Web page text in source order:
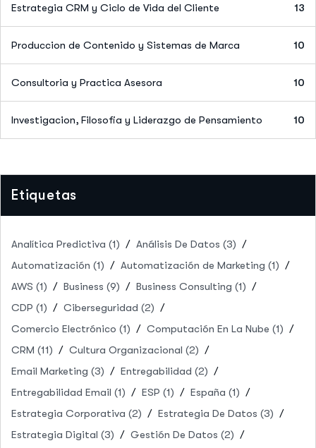
Estrategia CRM y Ciclo de Vida del Cliente 13
Produccion de Contenido y Sistemas de Marca 10
Consultoria y Practica Asesora 10
Investigacion, Filosofia y Liderazgo de Pensamiento 10
Etiquetas
Analítica Predictiva (1) Análisis De Datos (3)
Automatización (1) Automatización de Marketing (1)
AWS (1) Business (9) Business Consulting (1)
CDP (1) Ciberseguridad (2)
Comercio Electrónico (1) Computación En La Nube (1)
CRM (11) Cultura Organizacional (2)
Email Marketing (3) Entregabilidad (2)
Entregabilidad Email (1) ESP (1) España (1)
Estrategia Corporativa (2) Estrategia De Datos (3)
Estrategia Digital (3) Gestión De Datos (2)